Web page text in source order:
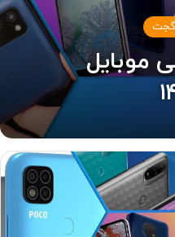
گجت
موبایل